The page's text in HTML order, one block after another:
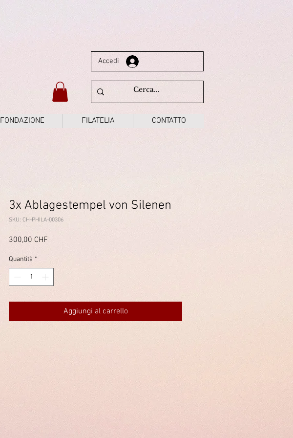
Accedi
FONDAZIONE FILATELIA CONTATTO
3x Ablagestempel von Silenen
SKU: CH-PHILA-00306
300,00 CHF
Quantità *
Aggiungi al carrello